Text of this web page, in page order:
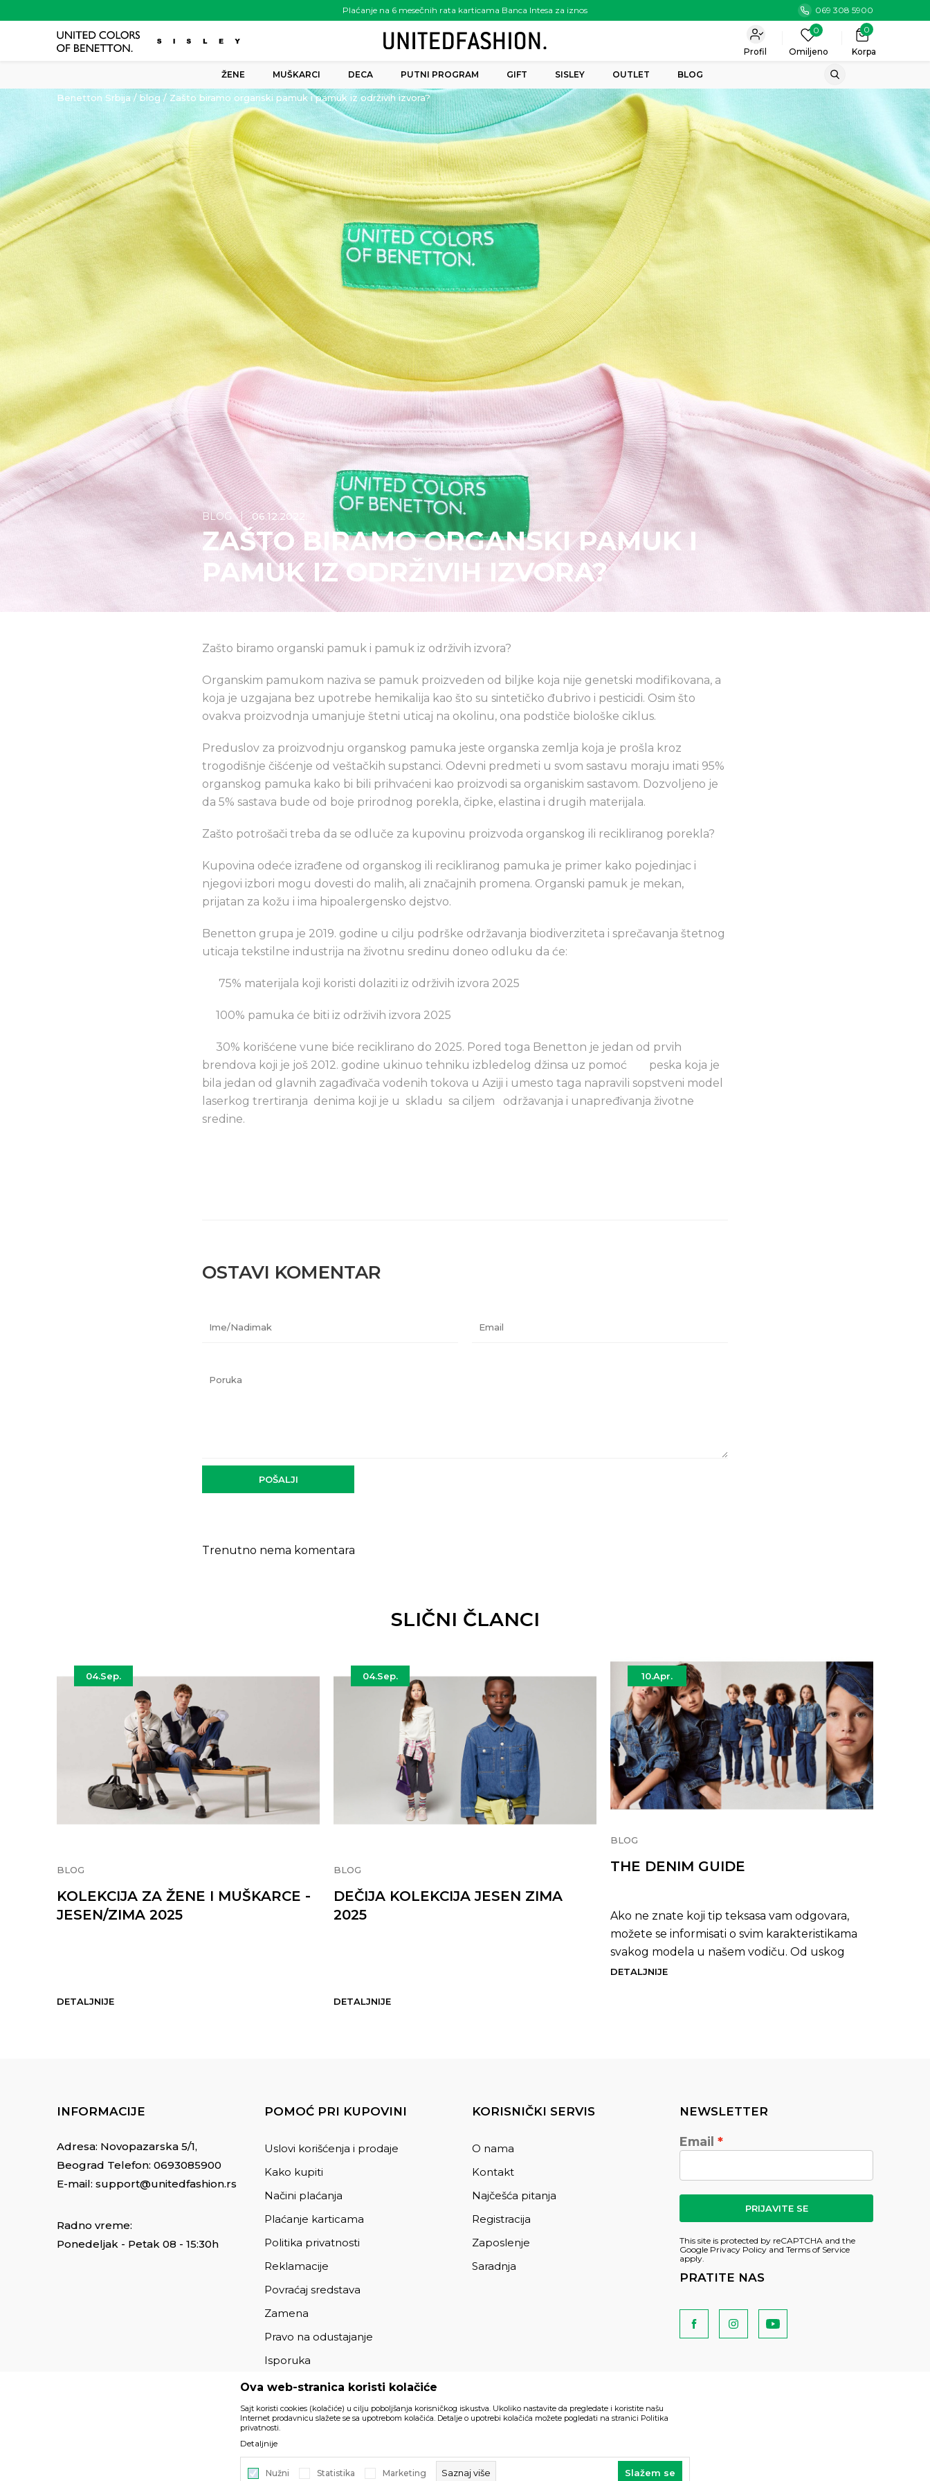
Plaćanje na 6 mesečnih rata karticama Banca Intesa za iznos
preko 6.000.00 rsd
069 308 5900
Korpa
0
0
Omiljeno
Profil
ŽENE MUŠKARCI DECA PUTNI PROGRAM GIFT SISLEY OUTLET BLOG
Benetton Srbija blog Zašto biramo organski pamuk i pamuk iz održivih izvora?
BLOG 06.12.2022.
ZAŠTO BIRAMO ORGANSKI PAMUK I
PAMUK IZ ODRŽIVIH IZVORA?
Zašto biramo organski pamuk i pamuk iz održivih izvora?
Organskim pamukom naziva se pamuk proizveden od biljke koja nije genetski modifikovana, a
koja je uzgajana bez upotrebe hemikalija kao što su sintetičko đubrivo i pesticidi. Osim što
ovakva proizvodnja umanjuje štetni uticaj na okolinu, ona podstiče biološke ciklus.
Preduslov za proizvodnju organskog pamuka jeste organska zemlja koja je prošla kroz
trogodišnje čišćenje od veštačkih supstanci. Odevni predmeti u svom sastavu moraju imati 95%
organskog pamuka kako bi bili prihvaćeni kao proizvodi sa organiskim sastavom. Dozvoljeno je
da 5% sastava bude od boje prirodnog porekla, čipke, elastina i drugih materijala.
Zašto potrošači treba da se odluče za kupovinu proizvoda organskog ili recikliranog porekla?
Kupovina odeće izrađene od organskog ili recikliranog pamuka je primer kako pojedinjac i
njegovi izbori mogu dovesti do malih, ali značajnih promena. Organski pamuk je mekan,
prijatan za kožu i ima hipoalergensko dejstvo.
Benetton grupa je 2019. godine u cilju podrške održavanja biodiverziteta i sprečavanja štetnog
uticaja tekstilne industrija na životnu sredinu doneo odluku da će:
75% materijala koji koristi dolaziti iz održivih izvora 2025
100% pamuka će biti iz održivih izvora 2025
30% korišćene vune biće reciklirano do 2025. Pored toga Benetton je jedan od prvih
brendova koji je još 2012. godine ukinuo tehniku izbledelog džinsa uz pomoć peska koja je
bila jedan od glavnih zagađivača vodenih tokova u Aziji i umesto taga napravili sopstveni model
laserkog trertiranja denima koji je u skladu sa ciljem održavanja i unapređivanja životne
sredine.
OSTAVI KOMENTAR
Ime/Nadimak Email
Poruka
POŠALJI
Trenutno nema komentara
SLIČNI ČLANCI
04.Sep.
BLOG
KOLEKCIJA ZA ŽENE I MUŠKARCE -
JESEN/ZIMA 2025
DETALJNIJE
04.Sep.
BLOG
DEČIJA KOLEKCIJA JESEN ZIMA
2025
DETALJNIJE
10.Apr.
BLOG
THE DENIM GUIDE
Ako ne znate koji tip teksasa vam odgovara,
možete se informisati o svim karakteristikama
svakog modela u našem vodiču. Od uskog
kroja do širok...
DETALJNIJE
INFORMACIJE
Adresa: Novopazarska 5/1,
Beograd Telefon: 0693085900
E-mail: support@unitedfashion.rs
Radno vreme:
Ponedeljak - Petak 08 - 15:30h
POMOĆ PRI KUPOVINI
Uslovi korišćenja i prodaje
Kako kupiti
Načini plaćanja
Plaćanje karticama
Politika privatnosti
Reklamacije
Povraćaj sredstava
Zamena
Pravo na odustajanje
Isporuka
KORISNIČKI SERVIS
O nama
Kontakt
Najčešća pitanja
Registracija
Zaposlenje
Saradnja
NEWSLETTER
Email
PRIJAVITE SE
This site is protected by reCAPTCHA and the
Google Privacy Policy and Terms of Service
apply.
PRATITE NAS
Podaci su informativnog karaktera i podložni su izmenama. Svi artikli prikazani na sajtu su
deo naše ponude i ne podrazumeva da su dostupni u svakom trenutku.
Ova web-stranica koristi kolačiće
Sajt koristi cookies (kolačiće) u cilju poboljšanja korisničkog iskustva. Ukoliko nastavite da pregledate i koristite našu
Internet prodavnicu slažete se sa upotrebom kolačića. Detalje o upotrebi kolačića možete pogledati na stranici Politika
privatnosti.
Detaljnije
Nužni Statistika Marketing Saznaj više Slažem se